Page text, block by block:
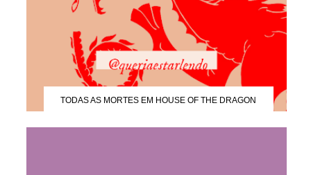
TODAS AS MORTES EM HOUSE OF THE DRAGON